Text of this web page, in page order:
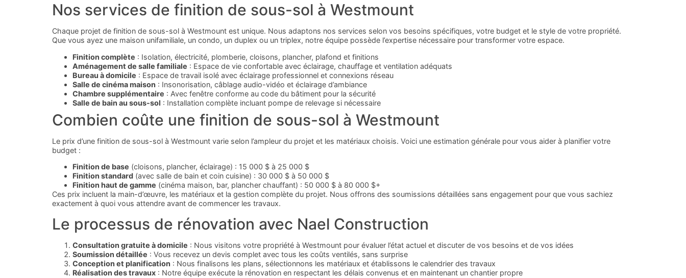
Nos services de finition de sous-sol à Westmount
Chaque projet de finition de sous-sol à Westmount est unique. Nous adaptons nos services selon vos besoins spécifiques, votre budget et le style de votre propriété.
Que vous ayez une maison unifamiliale, un condo, un duplex ou un triplex, notre équipe possède l’expertise nécessaire pour transformer votre espace.
Finition complète : Isolation, électricité, plomberie, cloisons, plancher, plafond et finitions
Aménagement de salle familiale : Espace de vie confortable avec éclairage, chauffage et ventilation adéquats
Bureau à domicile : Espace de travail isolé avec éclairage professionnel et connexions réseau
Salle de cinéma maison : Insonorisation, câblage audio-vidéo et éclairage d’ambiance
Chambre supplémentaire : Avec fenêtre conforme au code du bâtiment pour la sécurité
Salle de bain au sous-sol : Installation complète incluant pompe de relevage si nécessaire
Combien coûte une finition de sous-sol à Westmount
Le prix d’une finition de sous-sol à Westmount varie selon l’ampleur du projet et les matériaux choisis. Voici une estimation générale pour vous aider à planifier votre
budget :
Finition de base (cloisons, plancher, éclairage) : 15 000 $ à 25 000 $
Finition standard (avec salle de bain et coin cuisine) : 30 000 $ à 50 000 $
Finition haut de gamme (cinéma maison, bar, plancher chauffant) : 50 000 $ à 80 000 $+
Ces prix incluent la main-d’œuvre, les matériaux et la gestion complète du projet. Nous offrons des soumissions détaillées sans engagement pour que vous sachiez
exactement à quoi vous attendre avant de commencer les travaux.
Le processus de rénovation avec Nael Construction
Consultation gratuite à domicile : Nous visitons votre propriété à Westmount pour évaluer l’état actuel et discuter de vos besoins et de vos idées
Soumission détaillée : Vous recevez un devis complet avec tous les coûts ventilés, sans surprise
Conception et planification : Nous finalisons les plans, sélectionnons les matériaux et établissons le calendrier des travaux
Réalisation des travaux : Notre équipe exécute la rénovation en respectant les délais convenus et en maintenant un chantier propre